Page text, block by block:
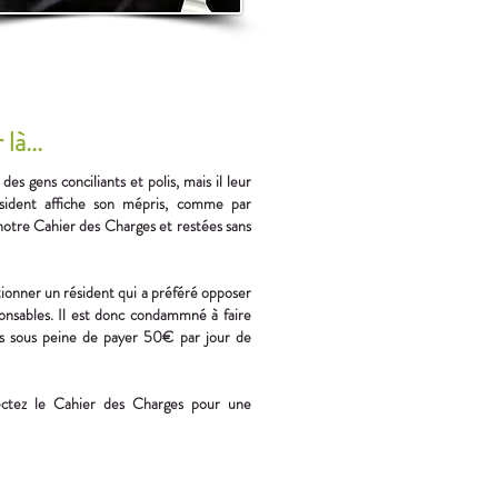
gens conciliants et polis, mais il leur
affiche son mépris, comme par
Cahier des Charges et restées sans
un résident qui a préféré opposer
Il est donc condammné à faire
sous peine de payer 50€ par jour de
le Cahier des Charges pour une